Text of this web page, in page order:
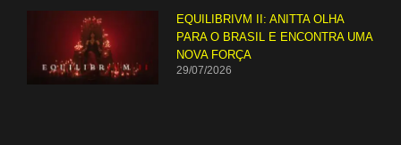
EQUILIBRIVM II: ANITTA OLHA
PARA O BRASIL E ENCONTRA UMA
NOVA FORÇA
29/07/2026